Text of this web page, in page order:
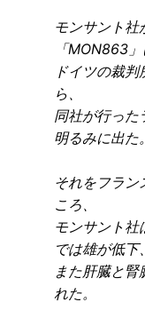
モンサント
「MON863」
ドイツの裁
ら、
同社が行った
明るみに出た。
それをフラン
ころ、
モンサント社
では雄が低下
また肝臓と
れた。